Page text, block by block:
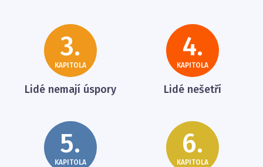
3.
KAPITOLA
Lidé nemají úspory
4.
KAPITOLA
Lidé nešetří
5.
KAPITOLA
6.
KAPITOLA